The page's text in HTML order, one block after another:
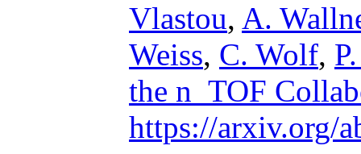
Vlastou, A.
Weiss, C. Wolf,
the n_TOF
https://arxiv.org/